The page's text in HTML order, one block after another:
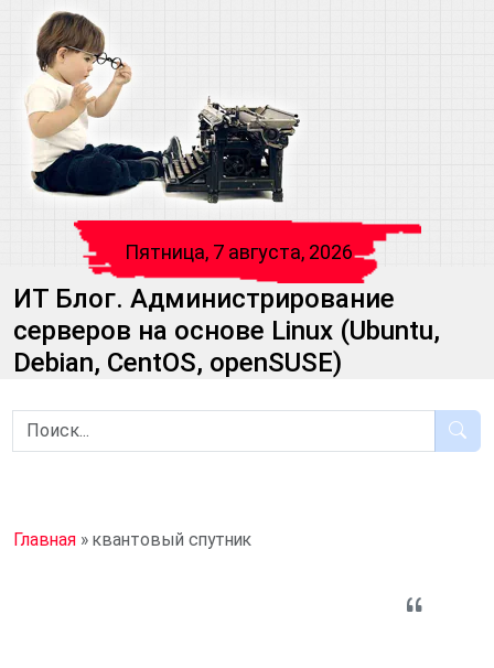
Пятница, 7 августа, 2026
ИТ Блог. Администрирование
серверов на основе Linux (Ubuntu,
Debian, CentOS, openSUSE)
Главная » квантовый спутник